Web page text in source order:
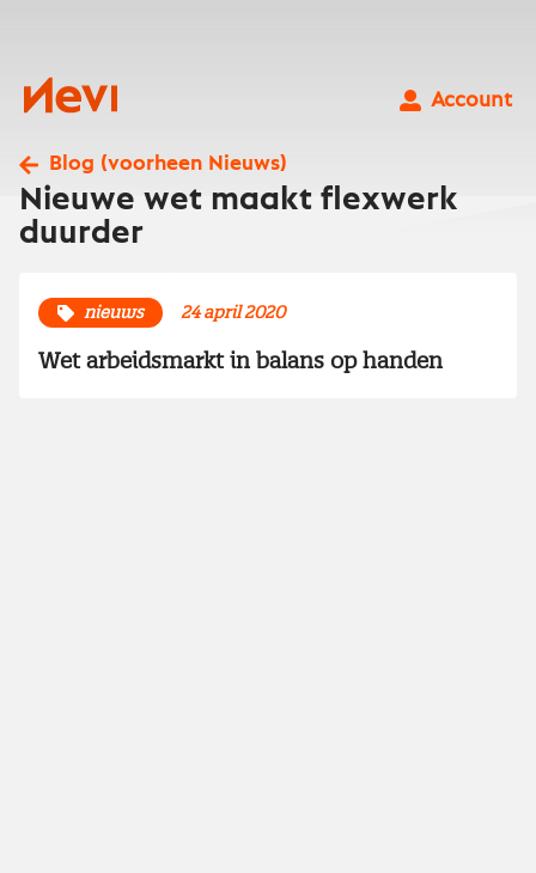
Nevi
Account
Blog (voorheen Nieuws)
Nieuwe wet maakt flexwerk
duurder
nieuws 24 april 2020
Wet arbeidsmarkt in balans op handen